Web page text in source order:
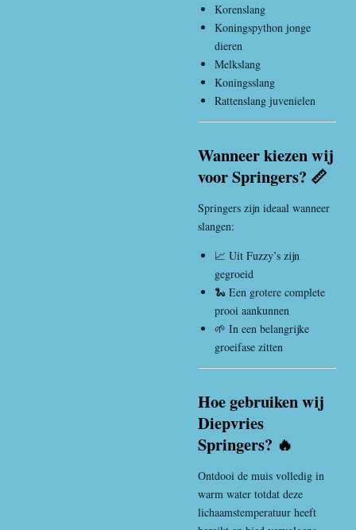
Korenslang
Koningspython jonge
dieren
Melkslang
Koningsslang
Rattenslang juvenielen
Wanneer kiezen wij
voor Springers? 📏
Springers zijn ideaal wanneer
slangen:
📈 Uit Fuzzy’s zijn
gegroeid
🐍 Een grotere complete
prooi aankunnen
🌱 In een belangrijke
groeifase zitten
Hoe gebruiken wij
Diepvries
Springers? 🔥
Ontdooi de muis volledig in
warm water totdat deze
lichaamstemperatuur heeft